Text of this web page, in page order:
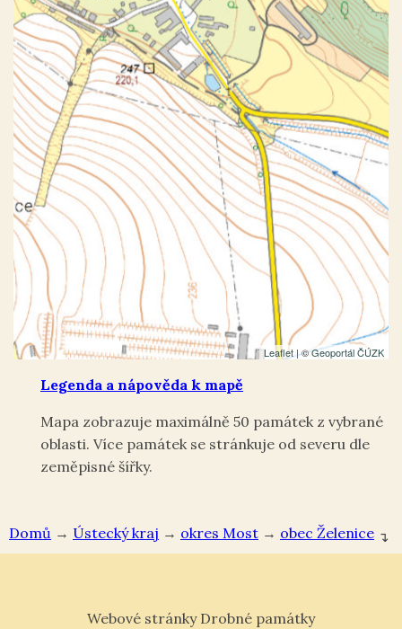
Domů → Ústecký kraj → okres Most → Želenice ↴
Leaflet| ©Geoportál ČÚZK
Legenda a nápověda k mapě
Mapa zobrazuje maximálně 50 památek z vybrané
oblasti. Více památek se stránkuje od severu dle
zeměpisné šířky.
Webové stránky Drobné památky